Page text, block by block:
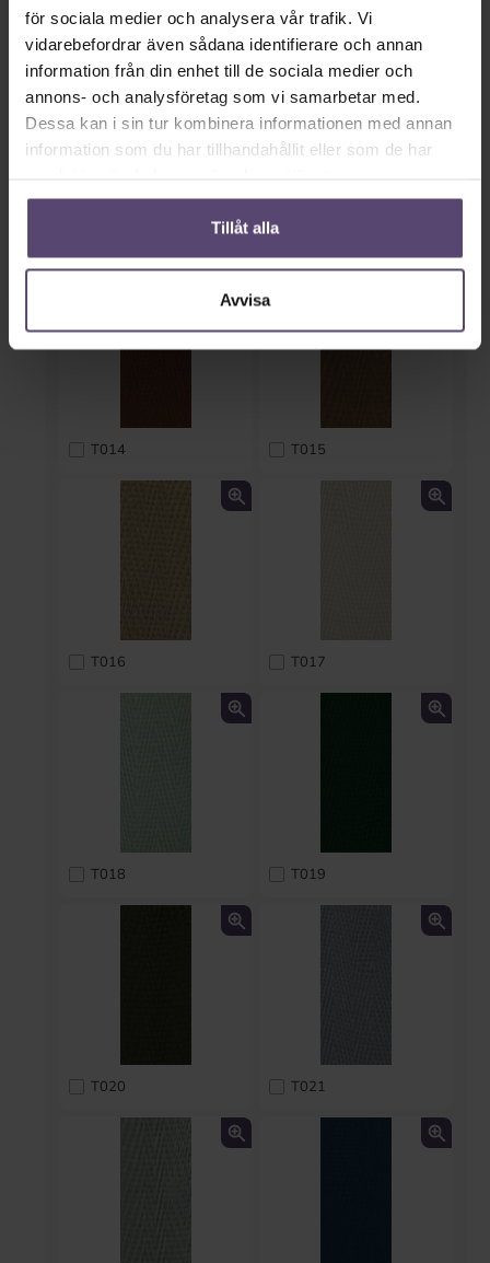
för sociala medier och analysera vår trafik. Vi
vidarebefordrar även sådana identifierare och annan
information från din enhet till de sociala medier och
annons- och analysföretag som vi samarbetar med.
Dessa kan i sin tur kombinera informationen med annan
information som du har tillhandahållit eller som de har
Tillåt alla
Avvisa
T010 T011
T014 T015
T016 T017
T018 T019
T020 T021